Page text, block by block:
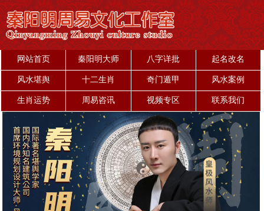
网站首页 秦阳明大师 八字详批
起名改名
风水堪舆
十二生肖 奇门遁甲
风水案例
生肖运势
周易咨讯 视频专区 联系我们